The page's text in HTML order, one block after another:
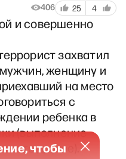
406 25 4
и совершенно
захватил
женщину и
на место
с
ребенка в
(выполнение
то другое).
чтобы